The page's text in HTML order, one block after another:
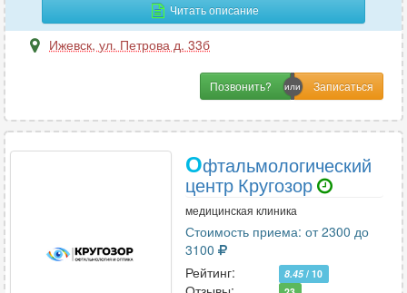
Читать описание
Ижевск, ул. Петрова д. 33б
Позвонить?
Офтальмологический
центр Кругозор
медицинская клиника
Стоимость приема: от 2300 до
3100
Рейтинг:
8.45/ 10